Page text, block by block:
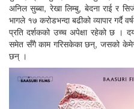
अनिल सुब्बा, रेखा लिम्बु, बेदना राई र
भागले १७ करोडभन्दा बढीको व्यापार गर्दै
प्रति दर्शकको उच्च अपेक्षा रहेको छ ।
समेत सँगै काम गरिसकेका छन्, जसको
छन् ।